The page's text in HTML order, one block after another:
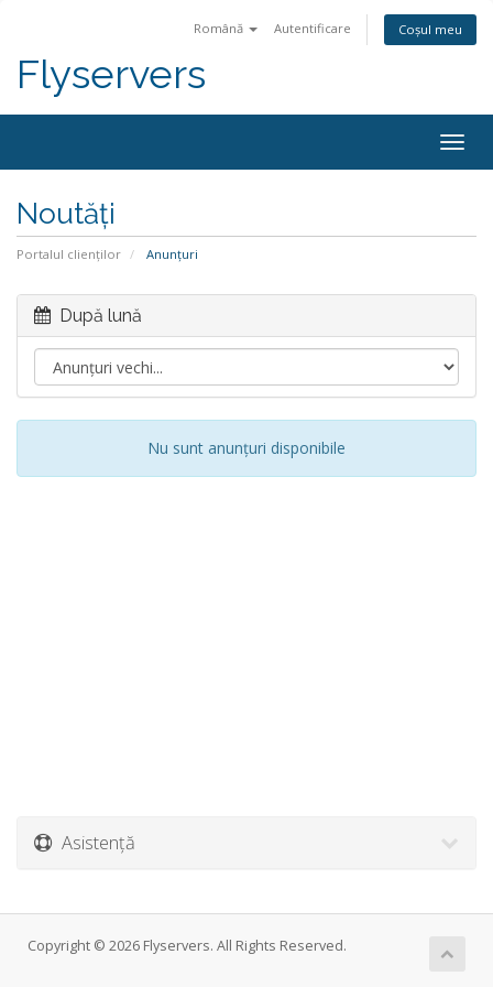
Română Autentificare Coșul meu
Flyservers
Noutăți
Portalul clienților Anunțuri
După lună
Nu sunt anunțuri disponibile
Asistență
Copyright © 2026 Flyservers. All Rights Reserved.